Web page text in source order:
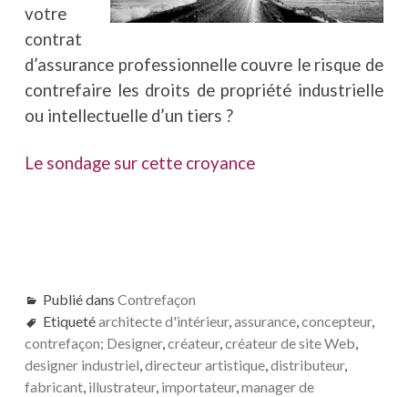
votre
contrat
d’assurance professionnelle couvre le risque de
contrefaire les droits de propriété industrielle
ou intellectuelle d’un tiers ?
Le sondage sur cette croyance
Publié dans Contrefaçon
Etiquetéarchitecte d'intérieur,assurance,concepteur,
contrefaçon; Designer,créateur,créateur de site Web,
designer industriel,directeur artistique,distributeur,
fabricant, illustrateur, importateur,manager de